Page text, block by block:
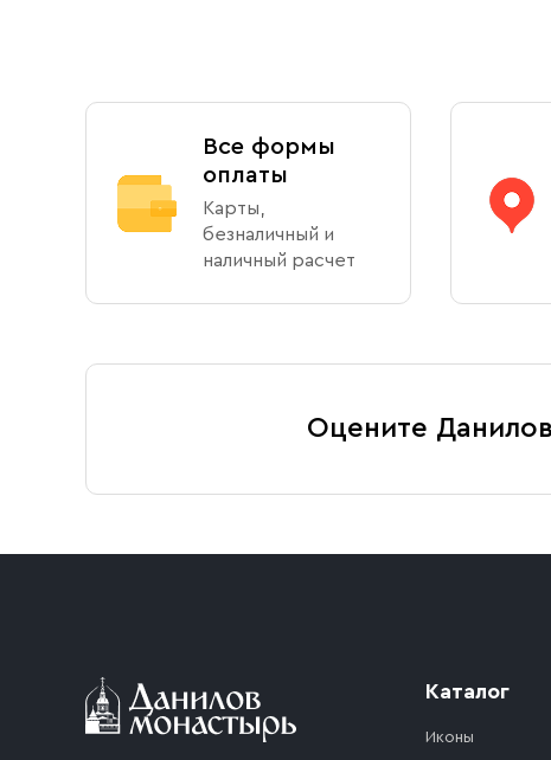
Все формы
оплаты
Карты,
безналичный и
наличный расчет
Оцените
Каталог
Иконы